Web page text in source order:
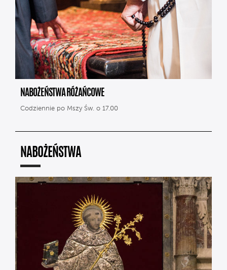
NABOŻEŃSTWA RÓŻAŃCOWE
Codziennie po Mszy Św. o 17.00
NABOŻEŃSTWA